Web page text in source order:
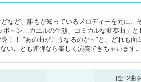
など、誰もが知っているメロディーを元に、
ボ～ン…カエルの生態、コミカルな変奏曲」と
！！ "あの曲がこうなるのか～"と、どれも面
いことも連弾なら楽しく演奏できちゃいます
[全12曲